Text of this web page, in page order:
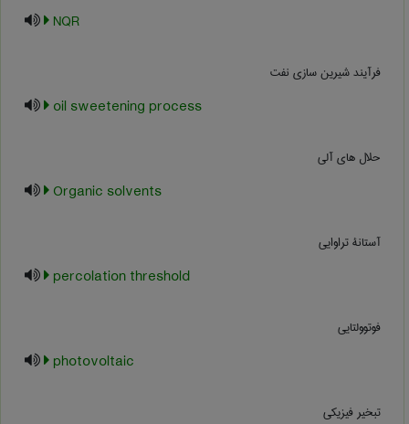
NQR
فرآیند شیرین سازی نفت
oil sweetening process
حلال های آلی
Organic solvents
آستانۀ تراوایی
percolation threshold
فوتوولتایی
photovoltaic
تبخیر فیزیکی